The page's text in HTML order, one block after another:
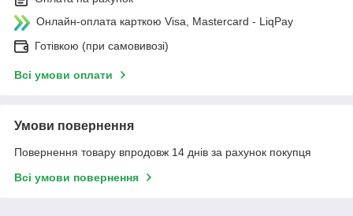
Онлайн-оплата карткою Visa, Mastercard - LiqPay
Готівкою (при самовивозі)
Всі умови оплати
Умови повернення
Повернення товару впродовж 14 днів за рахунок покупця
Всі умови повернення